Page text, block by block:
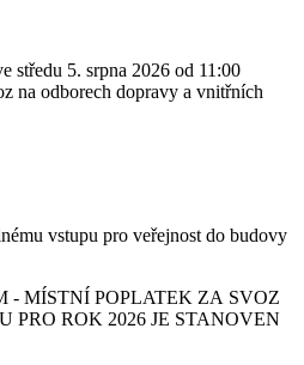
středu 5. srpna 2026 od 11:00
na odborech dopravy a vnitřních
vstupu pro veřejnost do budovy
- MÍSTNÍ POPLATEK ZA SVOZ
PRO ROK 2026 JE STANOVEN